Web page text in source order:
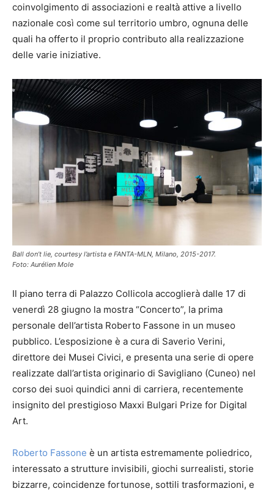
coinvolgimento di associazioni e realtà attive a livello
nazionale così come sul territorio umbro, ognuna delle
quali ha offerto il proprio contributo alla realizzazione
delle varie iniziative.
Ball don’t lie, courtesy l’artista e FANTA-MLN, Milano, 2015-2017.
Foto: Aurélien Mole
Il piano terra di Palazzo Collicola accoglierà dalle 17 di
venerdì 28 giugno la mostra “Concerto”, la prima
personale dell’artista Roberto Fassone in un museo
pubblico. L’esposizione è a cura di Saverio Verini,
direttore dei Musei Civici, e presenta una serie di opere
realizzate dall’artista originario di Savigliano (Cuneo) nel
corso dei suoi quindici anni di carriera, recentemente
insignito del prestigioso Maxxi Bulgari Prize for Digital
Art.
Roberto Fassone è un artista estremamente poliedrico,
interessato a strutture invisibili, giochi surrealisti, storie
bizzarre, coincidenze fortunose, sottili trasformazioni, e